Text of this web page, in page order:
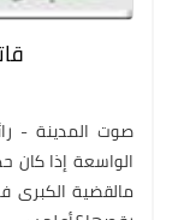
صوت المدينة -
الواسعة إذا كان
مالقضية الكبرى